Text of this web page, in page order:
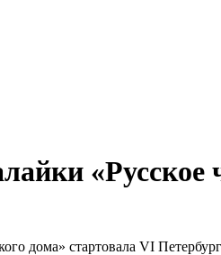
«Русское
дома» стартовала VI